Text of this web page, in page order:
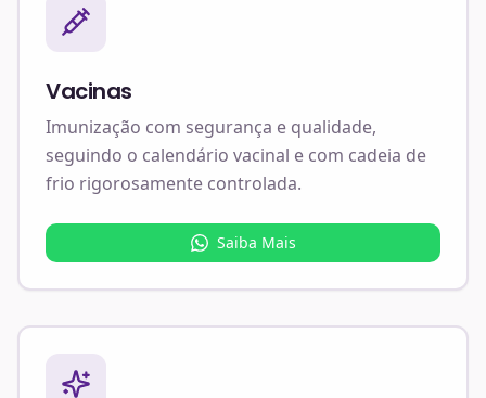
Vacinas
Imunização com segurança e qualidade,
seguindo o calendário vacinal e com cadeia de
frio rigorosamente controlada.
Saiba Mais